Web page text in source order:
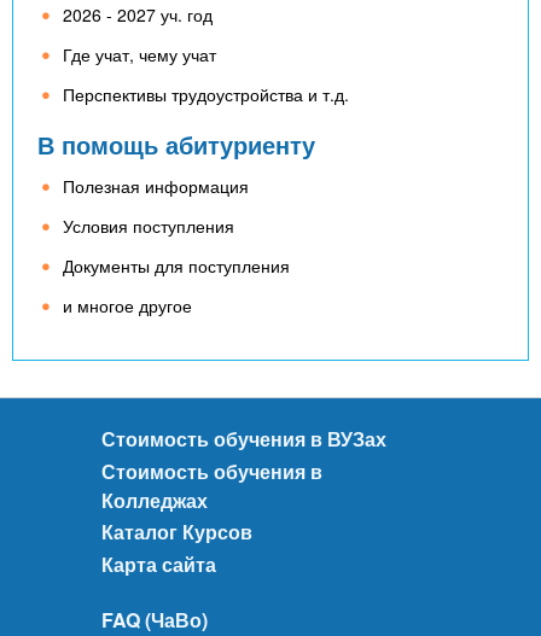
2026 - 2027 уч. год
Где учат, чему учат
Перспективы трудоустройства и т.д.
В помощь абитуриенту
Полезная информация
Условия поступления
Документы для поступления
и многое другое
Стоимость обучения в ВУЗах
Стоимость обучения в
Колледжах
Каталог Курсов
Карта сайта
FAQ (ЧаВо)